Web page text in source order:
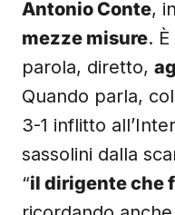
mezze misure
.
parola, diretto,
Quando parla,
3-1 inflitto
sassolini dalla
“il dirigente che
ricordando anche